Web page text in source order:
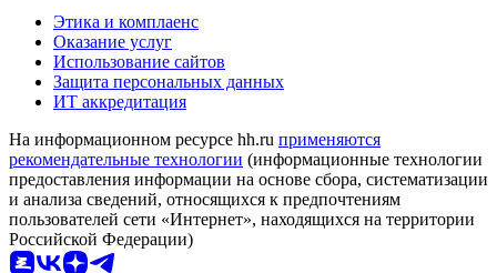
Этика и комплаенс
Оказание услуг
Использование сайтов
Защита персональных данных
ИТ аккредитация
На информационном ресурсе hh.ru применяются
рекомендательные технологии (информационные технологии
предоставления информации на основе сбора, систематизации
и анализа сведений, относящихся к предпочтениям
пользователей сети «Интернет», находящихся на территории
Российской Федерации)